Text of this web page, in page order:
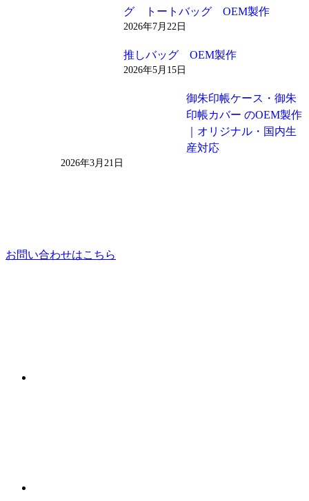
グ トートバッグ OEM製作
2026年7月22日
推しバッグ OEM製作
2026年5月15日
御朱印帳ケース・御朱
印帳カバー のOEM製作
｜オリジナル・国内生
産対応
2026年3月21日
お問い合わせはこちら